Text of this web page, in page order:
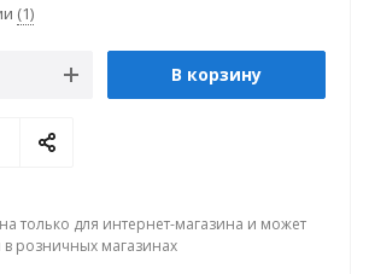
(1)
В корзину
только для интернет-магазина и может
в розничных магазинах